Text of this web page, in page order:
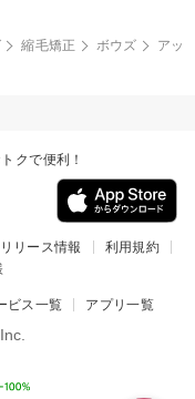
縮毛矯正 ボウズ
アッ
クで便利！
リリース情報
利用規約
ビス一覧 アプリ一覧